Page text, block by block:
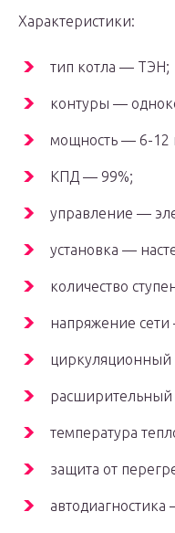
Характеристики:
тип котла — ТЭН;
контуры —
мощность — 6-12
КПД — 99%;
управление —
установка —
количество
напряжение
циркуляционный
расширительный
температура
защита от
автодиагностика